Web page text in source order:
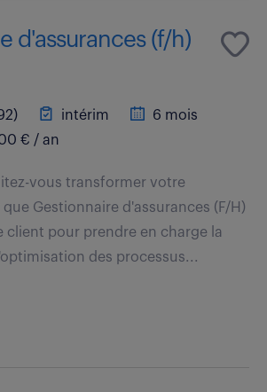
d'assurances (f/h)
intérim
6 mois
€ / an
vous transformer votre
Gestionnaire d'assurances (F/H)
client pour prendre en charge la
des processus...